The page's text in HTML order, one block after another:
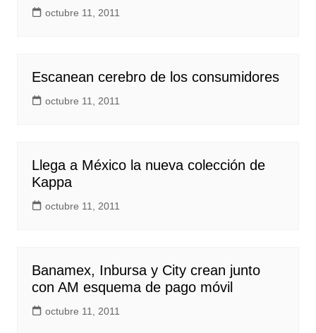
octubre 11, 2011
Escanean cerebro de los consumidores
octubre 11, 2011
Llega a México la nueva colección de
Kappa
octubre 11, 2011
Banamex, Inbursa y City crean junto
con AM esquema de pago móvil
octubre 11, 2011